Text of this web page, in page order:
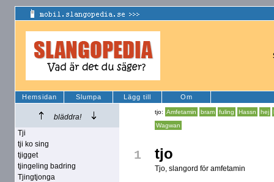
Hemsidan Slumpa Lägg till Om
bläddra!
Tji
tji ko sing
tjigget
tjingeling badring
Tjingtjonga
tjo: Amfetamin bram fuling Hassn hej
Wagwan
1 tjo
Tjo, slangord för amfetamin